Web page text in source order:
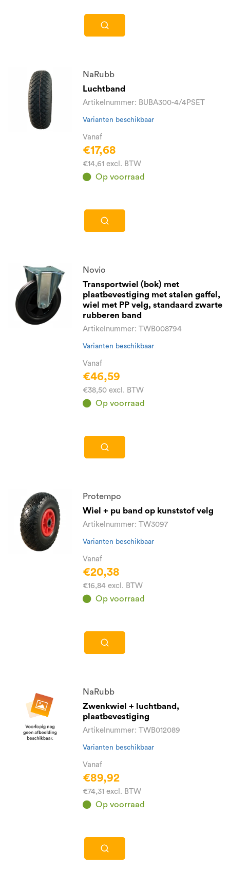
NaRubb
Luchtband
Artikelnummer: BUBA300-4/4PSET
Varianten beschikbaar
Vanaf
€17,68
€14,61 excl. BTW
Op voorraad
Novio
Transportwiel (bok) met
plaatbevestiging met stalen gaffel,
wiel met PP velg, standaard zwarte
rubberen band
Artikelnummer: TWB008794
Varianten beschikbaar
Vanaf
€46,59
€38,50 excl. BTW
Op voorraad
Protempo
Wiel + pu band op kunststof velg
Artikelnummer: TW3097
Varianten beschikbaar
Vanaf
€20,38
€16,84 excl. BTW
Op voorraad
NaRubb
Zwenkwiel + luchtband,
plaatbevestiging
Artikelnummer: TWB012089
Varianten beschikbaar
Vanaf
€89,92
€74,31 excl. BTW
Op voorraad